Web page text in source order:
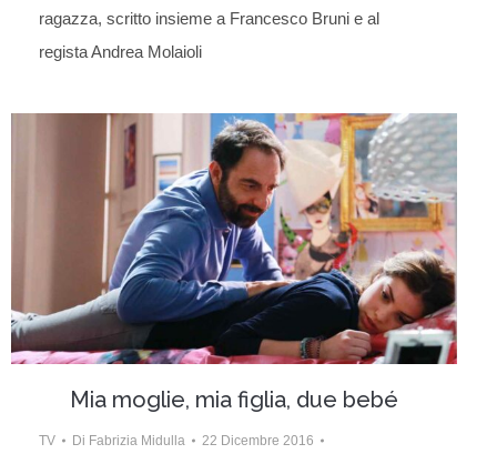
ragazza, scritto insieme a Francesco Bruni e al
regista Andrea Molaioli
Mia moglie, mia figlia, due bebé
TV Di Fabrizia Midulla 22 Dicembre 2016